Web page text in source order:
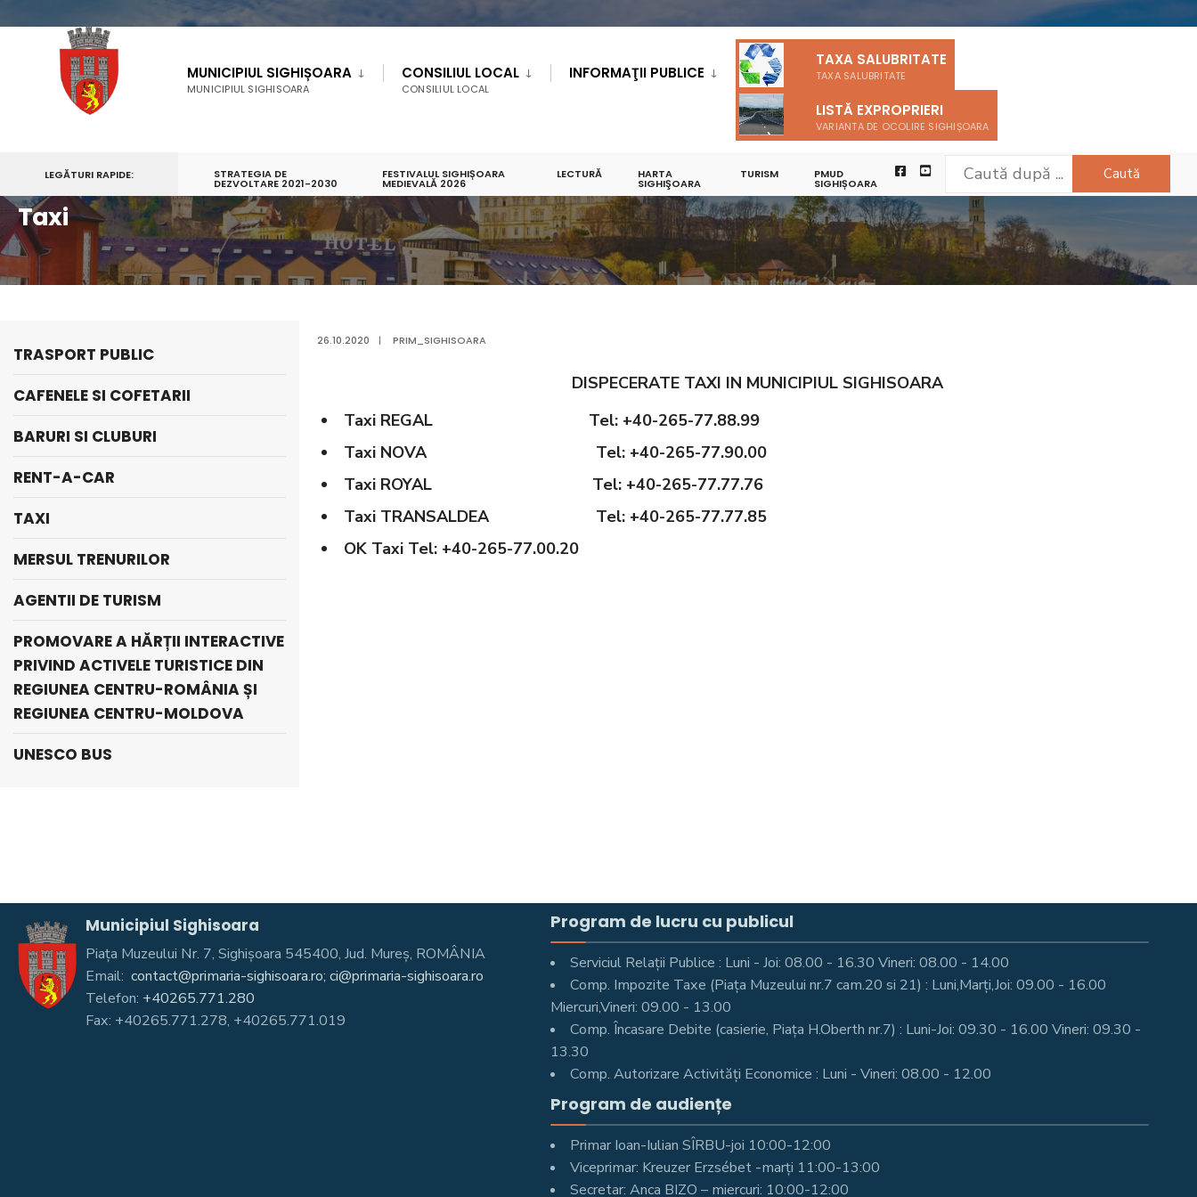
MUNICIPIUL SIGHIȘOARA
MUNICIPIUL SIGHISOARA
CONSILIUL LOCAL
CONSILIUL LOCAL
INFORMAŢII PUBLICE
TAXA SALUBRITATE
TAXA SALUBRITATE
LISTĂ EXPROPRIERI
VARIANTA DE OCOLIRE SIGHIȘOARA
LEGĂTURI RAPIDE: STRATEGIA DE
DEZVOLTARE 2021-2030
FESTIVALUL SIGHIȘOARA
MEDIEVALĂ 2026
LECTURĂ HARTA
SIGHIŞOARA
TURISM PMUD
SIGHIȘOARA
Caută
INFORMAŢII PRACTICE
Taxi
26.10.2020 | PRIM_SIGHISOARA
DISPECERATE TAXI IN MUNICIPIUL SIGHISOARA
Taxi REGAL Tel: +40-265-77.88.99
Taxi NOVA Tel: +40-265-77.90.00
Taxi ROYAL Tel: +40-265-77.77.76
Taxi TRANSALDEA Tel: +40-265-77.77.85
OK Taxi Tel: +40-265-77.00.20
TRASPORT PUBLIC
CAFENELE SI COFETARII
BARURI SI CLUBURI
RENT-A-CAR
TAXI
MERSUL TRENURILOR
AGENTII DE TURISM
PROMOVARE A HĂRȚII INTERACTIVE
PRIVIND ACTIVELE TURISTICE DIN
REGIUNEA CENTRU-ROMÂNIA ȘI
REGIUNEA CENTRU-MOLDOVA
UNESCO BUS
Municipiul Sighisoara
Piața Muzeului Nr. 7, Sighişoara 545400, Jud. Mureş, ROMÂNIA
Email: contact@primaria-sighisoara.ro; ci@primaria-sighisoara.ro
Telefon: +40265.771.280
Fax: +40265.771.278, +40265.771.019
Program de lucru cu publicul
Serviciul Relații Publice : Luni - Joi: 08.00 - 16.30 Vineri: 08.00 - 14.00
Comp. Impozite Taxe (Piața Muzeului nr.7 cam.20 si 21) : Luni,Marți,Joi: 09.00 - 16.00
Miercuri,Vineri: 09.00 - 13.00
Comp. Încasare Debite (casierie, Piața H.Oberth nr.7) : Luni-Joi: 09.30 - 16.00 Vineri: 09.30 -
13.30
Comp. Autorizare Activități Economice : Luni - Vineri: 08.00 - 12.00
Program de audiențe
Primar Ioan-Iulian SÎRBU-joi 10:00-12:00
Viceprimar: Kreuzer Erzsébet -marți 11:00-13:00
Secretar: Anca BIZO – miercuri: 10:00-12:00